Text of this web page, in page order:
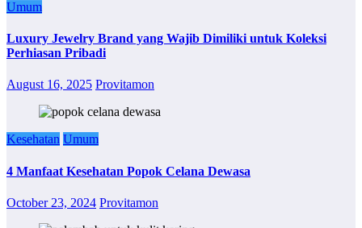
Umum
Luxury Jewelry Brand yang Wajib Dimiliki untuk Koleksi
Perhiasan Pribadi
August 16, 2025 Provitamon
Kesehatan Umum
4 Manfaat Kesehatan Popok Celana Dewasa
October 23, 2024 Provitamon